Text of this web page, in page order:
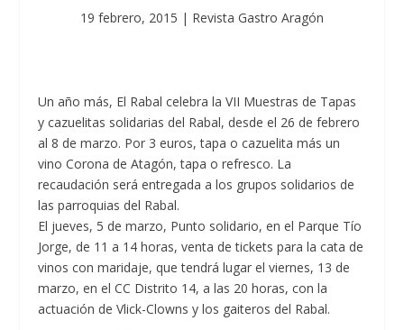
19 febrero, 2015 | Revista Gastro Aragón
Un año más, El Rabal celebra la VII Muestras de Tapas
y cazuelitas solidarias del Rabal, desde el 26 de febrero
al 8 de marzo. Por 3 euros, tapa o cazuelita más un
vino Corona de Atagón, tapa o refresco. La
recaudación será entregada a los grupos solidarios de
las parroquias del Rabal.
El jueves, 5 de marzo, Punto solidario, en el Parque Tío
Jorge, de 11 a 14 horas, venta de tickets para la cata de
vinos con maridaje, que tendrá lugar el viernes, 13 de
marzo, en el CC Distrito 14, a las 20 horas, con la
actuación de Vlick-Clowns y los gaiteros del Rabal.